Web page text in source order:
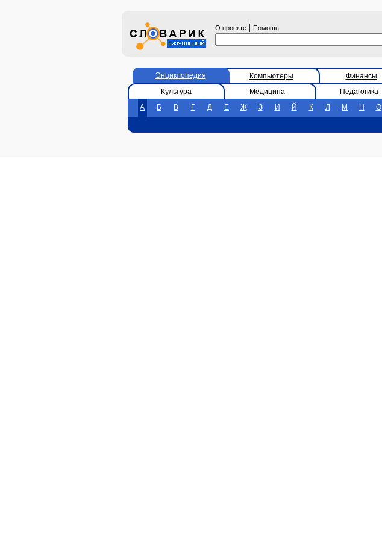
О проекте | Помощь
Энциклопедия Компьютеры Финансы
Культура
Медицина Педагогика
А
Б В Г Д Е Ж З И Й К Л М Н О